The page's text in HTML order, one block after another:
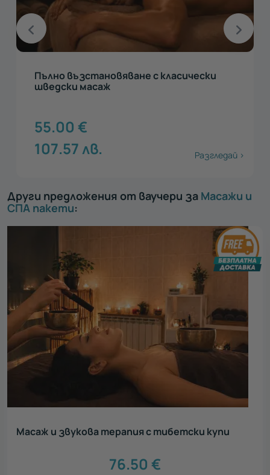
Пълно възстановяване с класически
шведски масаж
55.00 €
107.57лв. Разгледай >
Други предложения от ваучери за Масажи и
СПА пакети:
Масаж и звукова терапия с тибетски купи
76.50 €